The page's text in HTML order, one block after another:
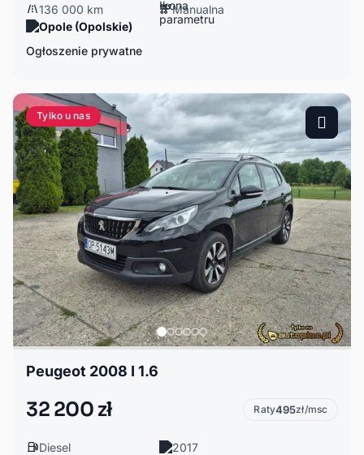
136 000 km
Manualna
Opole (Opolskie)
Ogłoszenie prywatne
Tylko u nas
Peugeot 2008 I 1.6
32 200 zł Raty495zł/msc
Diesel
2017